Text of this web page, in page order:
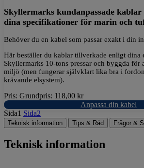
Skyllermarks kundanpassade kablar
dina specifikationer för marin och
Behöver du en kabel som passar exakt i din
Här beställer du kablar tillverkade enligt dina
Skyllermarks 10-tons pressar och byggda
miljö (men fungerar självklart lika bra i
krävande elsystem).
Pris: Grundpris: 118,00 kr
Anpassa din kabel
Sida1 Sida2
Teknisk information Tips & Råd Frågor &
Teknisk information